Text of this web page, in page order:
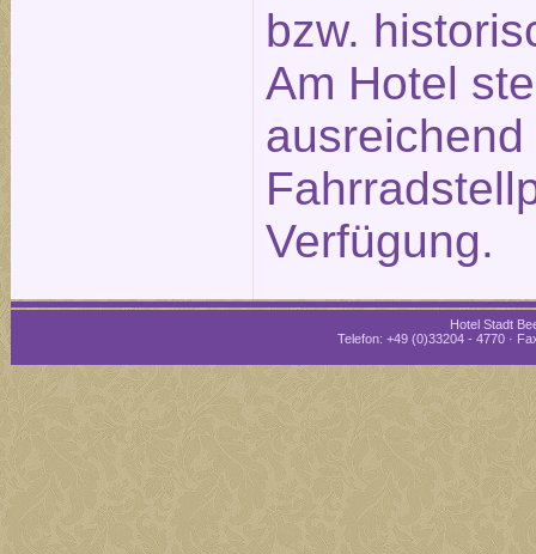
bzw.
Am Hotel
Verfügung.
Hotel Stadt
Telefon: +49 (0)33204 - 4770 ·